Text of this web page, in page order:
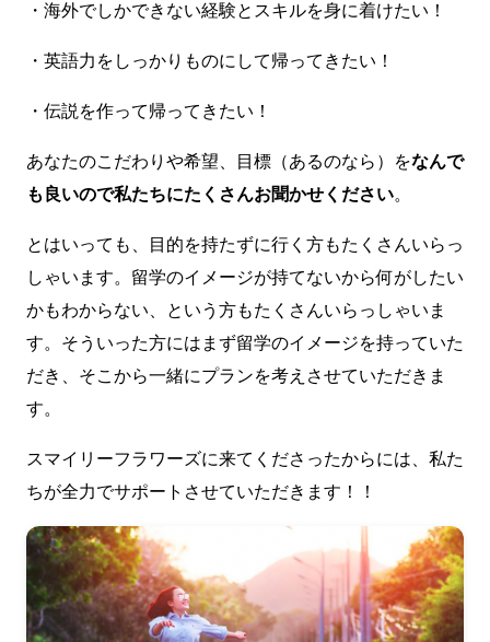
・海外でしかできない経験とスキルを身に着けたい！
・英語力をしっかりものにして帰ってきたい！
・伝説を作って帰ってきたい！
あなたのこだわりや希望、目標（あるのなら）をなんで
も良いので私たちにたくさんお聞かせください。
とはいっても、目的を持たずに行く方もたくさんいらっ
しゃいます。留学のイメージが持てないから何がしたい
かもわからない、という方もたくさんいらっしゃいま
す。そういった方にはまず留学のイメージを持っていた
だき、そこから一緒にプランを考えさせていただきま
す。
スマイリーフラワーズに来てくださったからには、私た
ちが全力でサポートさせていただきます！！